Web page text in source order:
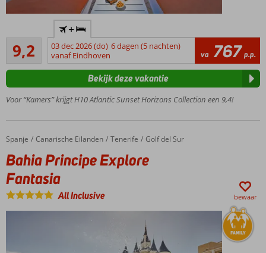
de
populaire
H10-
carterestaurants
Relaxen
Despacio
Spa
Center
All
Inclusive
9,2
Uitstekend
65
beoordelingen
+
03 dec 2026 (do) 6 dagen (5 nachten)
vanaf Eindhoven
va 767 p.p.
Voor “Kamers” krijgt H10 Atlantic Sunset Horizons Collection een 9,4!
Bekijk deze vakantie
Home
Spanje Canarische Eilanden Tenerife Golf del Sur
Bahia Principe Explore Fantasia
Bahia Principe Explore
Fantasia
All Inclusive bewaar